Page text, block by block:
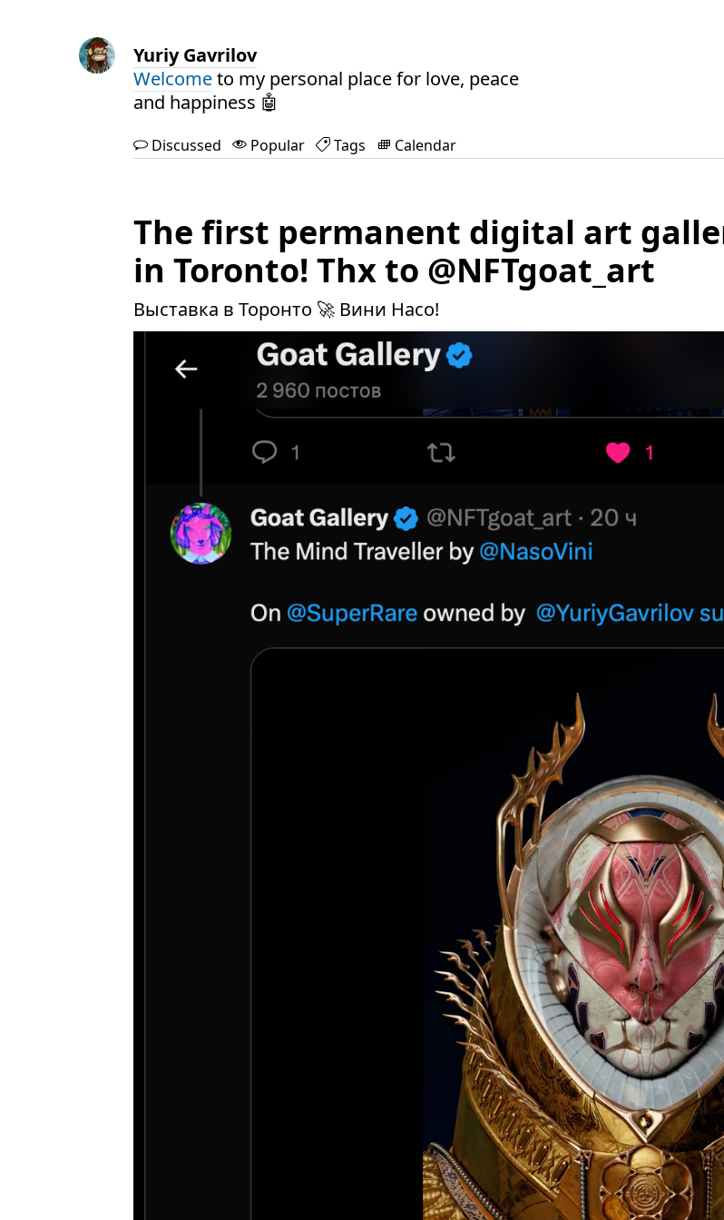
Yuriy Gavrilov
Welcometo my personal place for love, peace
and happiness 🤖
Discussed Popular Tags Calendar
The first permanent digital art
in Toronto! Thx to @NFTgoat_art
Выставка в Торонто 🚀 Вини Насо!